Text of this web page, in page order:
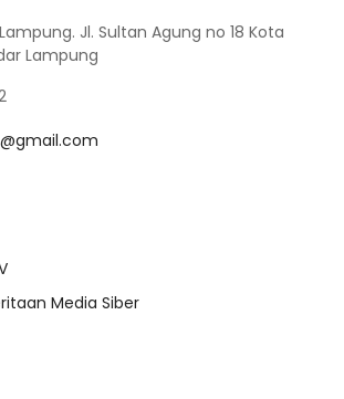
Jl. Sultan Agung no 18 Kota
Lampung
Media Siber